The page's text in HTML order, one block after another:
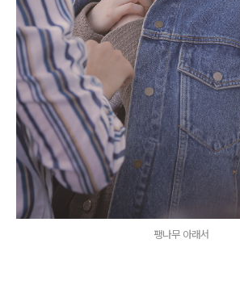
팽나무 아래서